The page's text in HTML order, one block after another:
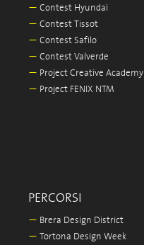
— Contest Hyundai
— Contest Tissot
— Contest Safilo
— Contest Valverde
— Project Creative Academy
— Project FENIX NTM
PERCORSI
— Brera Design District
— Tortona Design Week